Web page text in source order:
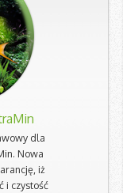
dla
Nowa
iż
i czystość